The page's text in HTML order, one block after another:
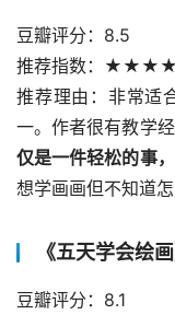
豆瓣评分：8.5
推荐指数：
推荐理由：非常适
一。作者很有教学
仅是一件轻松的事
想学画画但不知道
《五天学会绘
豆瓣评分：8.1